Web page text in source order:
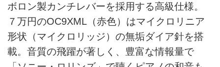
ボロン製カンチレバーを採用する高級仕様。
７万円のOC9XML（赤色）はマイクロリニア
形状（マイクロリッジ）の無垢ダイア針を搭
載。音質の飛躍が著しく、豊富な情報量で